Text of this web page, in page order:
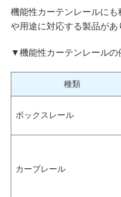
機能性カーテンレールに
や用途に対応する製品があ
▼機能性カーテンレールの
種類
ボックスレール
カーブレール